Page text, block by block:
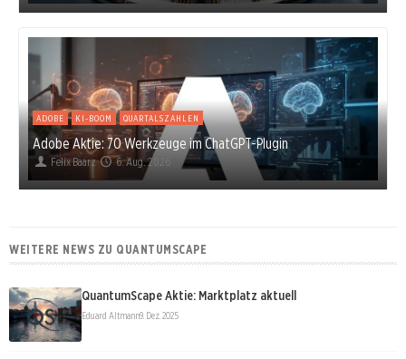
ADOBE KI-BOOM QUARTALSZAHLEN
Adobe Aktie: 70 Werkzeuge im ChatGPT-Plugin
Felix Baarz 6. Aug. 2026
WEITERE NEWS ZU QUANTUMSCAPE
QuantumScape Aktie: Marktplatz aktuell
Eduard Altmann9. Dez. 2025